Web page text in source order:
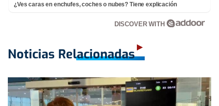
¿Ves caras en enchufes, coches o nubes? Tiene explicación
DISCOVER WITH
Noticias Relacionadas